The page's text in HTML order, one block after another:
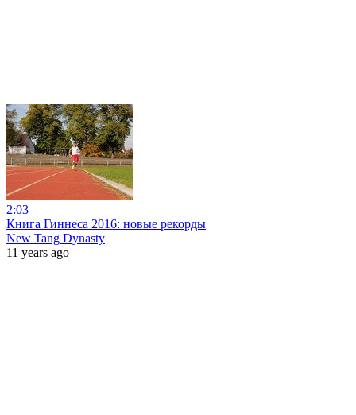
2:03
Книга Гиннеса 2016: новые рекорды
New Tang Dynasty
11 years ago